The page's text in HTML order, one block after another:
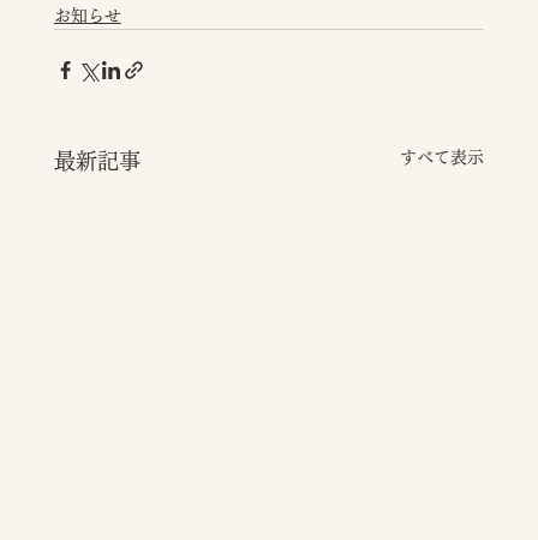
お知らせ
最新記事 すべて表示